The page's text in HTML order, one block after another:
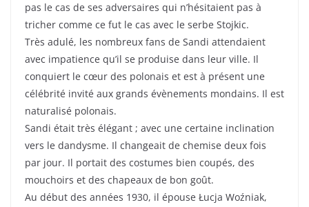
pas le cas de ses adversaires qui n’hésitaient pas à
tricher comme ce fut le cas avec le serbe Stojkic.
Très adulé, les nombreux fans de Sandi attendaient
avec impatience qu’il se produise dans leur ville. Il
conquiert le cœur des polonais et est à présent une
célébrité invité aux grands évènements mondains. Il est
naturalisé polonais.
Sandi était très élégant ; avec une certaine inclination
vers le dandysme. Il changeait de chemise deux fois
par jour. Il portait des costumes bien coupés, des
mouchoirs et des chapeaux de bon goût.
Au début des années 1930, il épouse Łucja Woźniak,